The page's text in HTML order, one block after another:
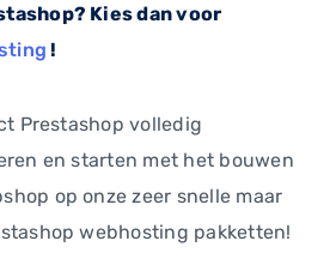
Kies dan voor
!
Prestashop volledig
en starten met het bouwen
op onze zeer snelle maar
webhosting pakketten!